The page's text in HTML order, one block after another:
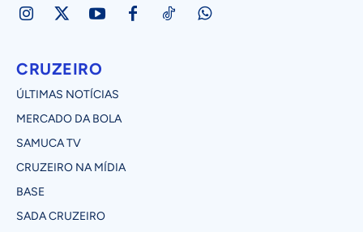
CRUZEIRO
ÚLTIMAS NOTÍCIAS
MERCADO DA BOLA
SAMUCA TV
CRUZEIRO NA MÍDIA
BASE
SADA CRUZEIRO